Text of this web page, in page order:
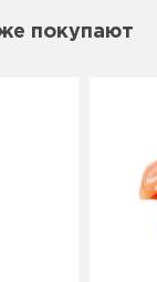
покупают